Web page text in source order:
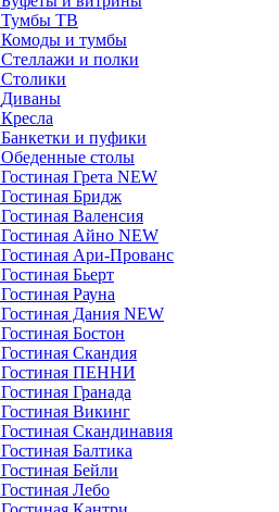
Тумбы ТВ
Комоды и тумбы
Стеллажи и полки
Столики
Диваны
Кресла
Банкетки и пуфики
Обеденные столы
Гостиная Грета NEW
Гостиная Бридж
Гостиная Валенсия
Гостиная Айно NEW
Гостиная Ари-Прованс
Гостиная Бьерт
Гостиная Рауна
Гостиная Дания NEW
Гостиная Бостон
Гостиная Скандия
Гостиная ПЕННИ
Гостиная Гранада
Гостиная Викинг
Гостиная Скандинавия
Гостиная Балтика
Гостиная Бейли
Гостиная Лебо